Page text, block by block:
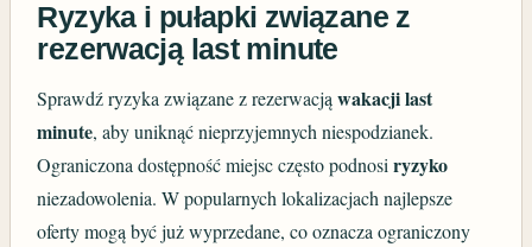
Ryzyka i pułapki związane z
rezerwacją last minute
Sprawdź ryzyka związane z rezerwacjąwakacji last
minute, aby uniknąć nieprzyjemnych niespodzianek.
Ograniczona dostępność miejsc często podnosiryzyko
niezadowolenia. W popularnych lokalizacjach najlepsze
oferty mogą być już wyprzedane, co oznacza ograniczony